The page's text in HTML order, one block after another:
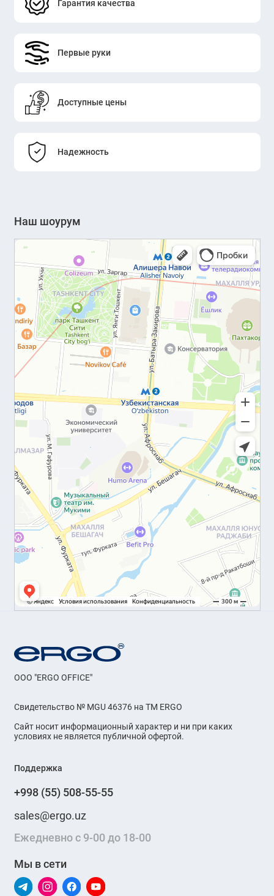
Гарантия качества
Первые руки
Доступные цены
Надежность
Наш шоурум
OOO "ERGO OFFICE"
Свидетельство № MGU 46376 на ТМ ERGO
Сайт носит информационный характер и ни при каких
условиях не является публичной офертой.
Поддержка
+998 (55) 508-55-55
sales@ergo.uz
Ежедневно с 9-00 до 18-00
Мы в сети